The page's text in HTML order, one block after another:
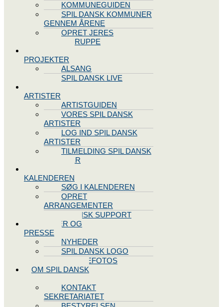
KOMMUNEGUIDEN
SPIL DANSK KOMMUNER
GENNEM ÅRENE
OPRET JERES
STYREGRUPPE
PROJEKTER
ALSANG
SPIL DANSK LIVE
ARTISTER
ARTISTGUIDEN
VORES SPIL DANSK
ARTISTER
LOG IND SPIL DANSK
ARTISTER
TILMELDING SPIL DANSK
ARTISTER
KALENDEREN
SØG I KALENDEREN
OPRET
ARRANGEMENTER
TEKNISK SUPPORT
NYHEDER OG
PRESSE
NYHEDER
SPIL DANSK LOGO
PRESSEFOTOS
OM SPIL DANSK
KONTAKT
SEKRETARIATET